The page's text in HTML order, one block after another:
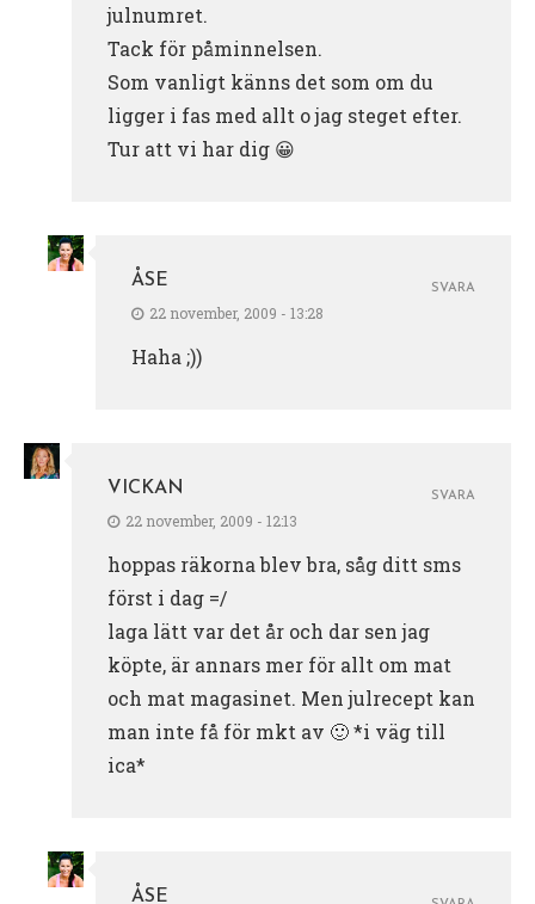
julnumret.
Tack för påminnelsen.
Som vanligt känns det som om du
ligger i fas med allt o jag steget efter.
Tur att vi har dig 😀
ÅSE
22 november, 2009 - 13:28
Haha ;))
SVARA
VICKAN
22 november, 2009 - 12:13
hoppas räkorna blev bra, såg ditt sms
först i dag =/
laga lätt var det år och dar sen jag
köpte, är annars mer för allt om mat
och mat magasinet. Men julrecept kan
man inte få för mkt av 🙂 *i väg till
ica*
SVARA
ÅSE